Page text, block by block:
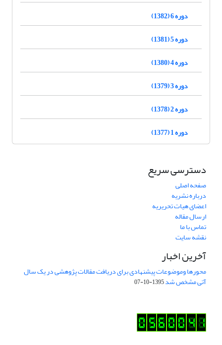
دوره 6 (1382)
دوره 5 (1381)
دوره 4 (1380)
دوره 3 (1379)
دوره 2 (1378)
دوره 1 (1377)
دسترسی سریع
صفحه اصلی
درباره نشریه
اعضای هیات تحریریه
ارسال مقاله
تماس با ما
نقشه سایت
آخرین اخبار
محورها وموضوعات پیشنهادی برای دریافت مقالات پژوهشی در یک سال
آتی مشخص شد1395-10-07